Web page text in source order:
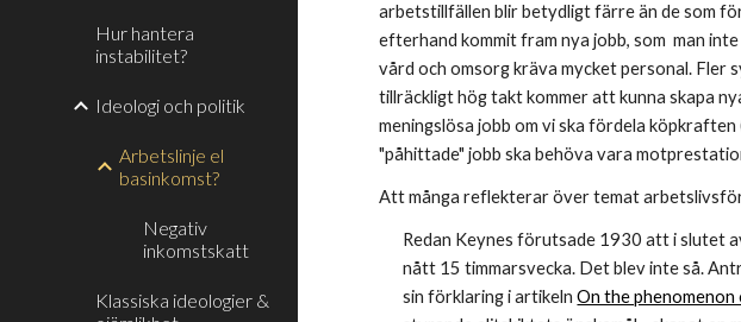
Hur hantera
instabilitet?
Ideologi och politik
Arbetslinje el
basinkomst?
Negativ
inkomstskatt
Klassiska ideologier &
arbetstillfällen blir betydligt färre än de som
efterhand kommit fram nya jobb, som  man
vård och omsorg kräva mycket personal. Fler
tillräckligt hög takt kommer att kunna skapa
meningslösa jobb om vi ska fördela
"påhittade" jobb ska behöva vara
Att många reflekterar över temat
Redan Keynes förutsade 1930 att i slutet
nått 15 timmarsvecka. Det blev inte så.
sin förklaring i artikeln On the phenomenon